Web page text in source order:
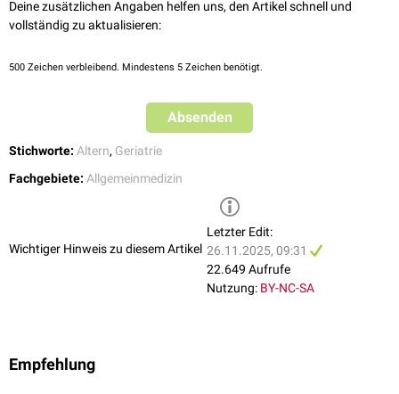
Deine zusätzlichen Angaben helfen uns, den Artikel schnell und
vollständig zu aktualisieren:
500 Zeichen verbleibend. Mindestens 5 Zeichen benötigt.
Absenden
Stichworte: Altern, Geriatrie
Fachgebiete: Allgemeinmedizin
Wichtiger Hinweis zu diesem Artikel
Letzter Edit:
26.11.2025, 09:31
22.649 Aufrufe
Nutzung: BY-NC-SA
Empfehlung